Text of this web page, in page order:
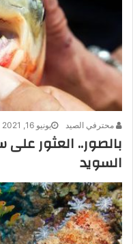
محترفي الصيد يونيو 16, 2021
بالصور.. العثور
السويد